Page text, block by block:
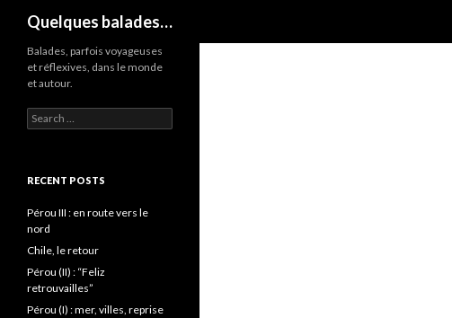
Quelques balades…
Balades, parfois voyageuses
et réflexives, dans le monde
et autour.
Search
for:
RECENT POSTS
Pérou III : en route vers le
nord
Chile, le retour
Pérou (II) : “Feliz
retrouvailles”
Pérou (I) : mer, villes, reprise